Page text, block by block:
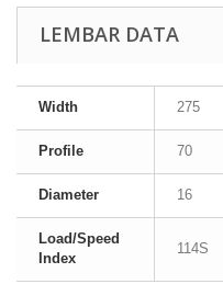
LEMBAR DATA
Width 275
Profile 70
Diameter 16
Load/Speed
Index
114S